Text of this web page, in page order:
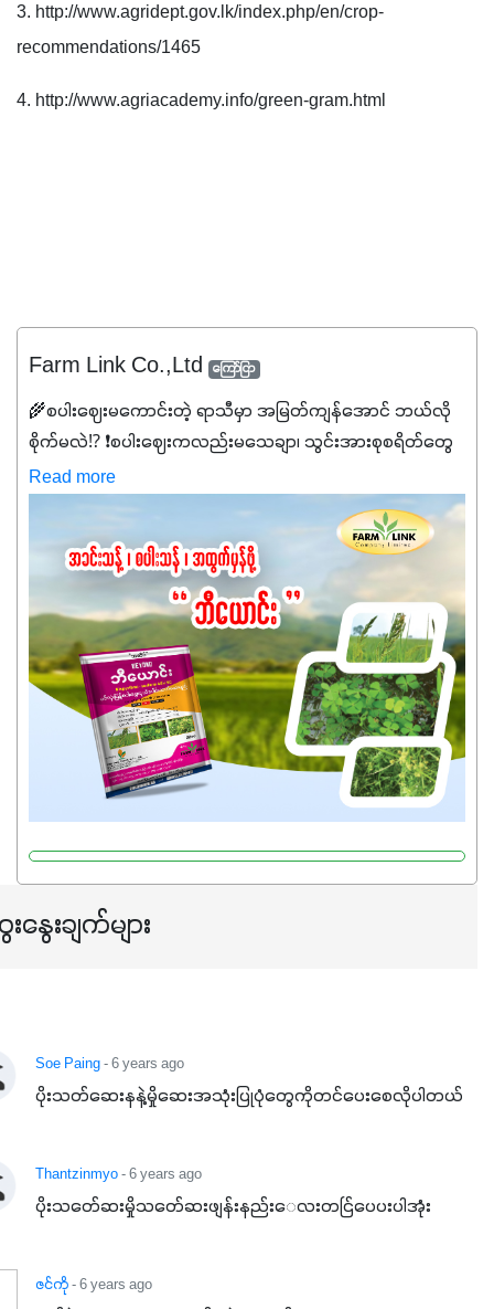
3. http://www.agridept.gov.lk/index.php/en/crop-
recommendations/1465
4. http://www.agriacademy.info/green-gram.html
Farm Link Co.,Ltd ကြော်ငြာ
🌾စပါးဈေးမကောင်းတဲ့ ရာသီမှာ အမြတ်ကျန်အောင် ဘယ်လို
စိုက်မလဲ⁉️ ❗စပါးဈေးကလည်းမသေချာ၊ သွင်းအားစုစရိတ်တွေ
ကလည်း တက်နေတဲ့ဒီလိုအချိန်မှာ သွင်းအားစုဖိုးကို လျှော့ချပြီး
အထွက်နှုန်းကို ထိန်းထားနိုင်မှ ဦးကြီးတို့ အဆင်ပြေမှာနော် ✔️ဒါ
ကြောင့် ကိုယ်သုံးသမျှ ကိုယ့်အတွက်အကျိုးရစေမယ့်
အရည်အသွေးစိတ်ချရတဲ့ သွင်းအားစုပစ္စည်းတွေကိုပဲ ရွေးချယ်
သုံးသင့်ပါတယ်။
Read more
နွေးချက်များ
Soe Paing- 6 years ago
ပိုးသတ်ဆေးနနဲ့မှိုဆေးအသုံးပြုပုံတွေကိုတင်ပေးစေလိုပါတယ်
Thantzinmyo- 6 years ago
ပိုးသတ်ေဆးမှိုသတ်ေဆးဖျန်းနည်းေလးတင်ြပေပးပါအုံး
ဇင်ကို- 6 years ago